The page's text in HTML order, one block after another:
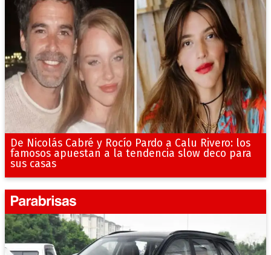
De Nicolás Cabré y Rocío Pardo a Calu Rivero: los
famosos apuestan a la tendencia slow deco para
sus casas